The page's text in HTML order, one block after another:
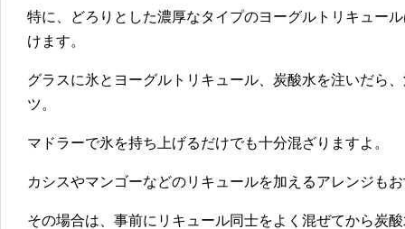
特に、どろりとした濃厚なタイプのヨーグルトリキュー
けます。
グラスに氷とヨーグルトリキュール、炭酸水を注いだら
ツ。
マドラーで氷を持ち上げるだけでも十分混ざりますよ。
カシスやマンゴーなどのリキュールを加えるアレンジも
その場合は、事前にリキュール同士をよく混ぜてから炭